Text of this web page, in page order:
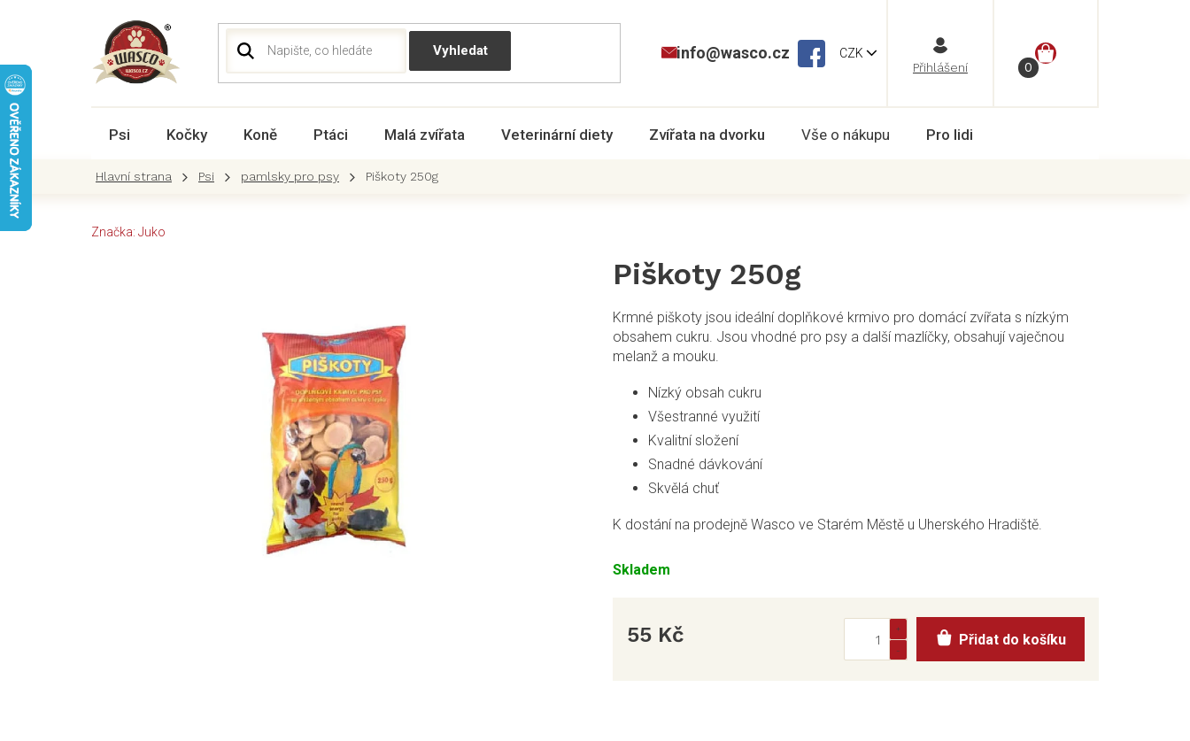
CZK
NÁKUPNÍ
info@wasco.cz
Psi Kočky Koně Ptáci Malá zvířata Veterinární diety Zvířata na dvorku Vše o nákupu Pro lidi
Psi pamlsky pro psy Piškoty 250g
Značka: Juko
Skladem
Krmné piškoty jsou ideální doplňkové krmivo pro domácí zvířata s nízkým
obsahem cukru. Jsou vhodné pro psy a další mazlíčky, obsahují vaječnou
melanž a mouku.
Nízký obsah cukru
Všestranné využití
Kvalitní složení
Snadné dávkování
Skvělá chuť
K dostání na prodejně Wasco ve Starém Městě u Uherského Hradiště.
Piškoty 250g
55 Kč Přidat do košíku